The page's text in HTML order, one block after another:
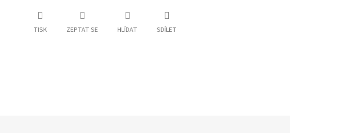
TISK ZEPTAT SE HLÍDAT SDÍLET